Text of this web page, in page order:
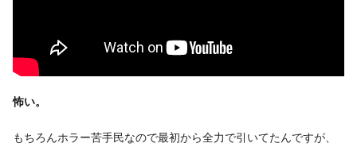
怖い。
もちろんホラー苦手民なので最初から全力で引いてたんですが、